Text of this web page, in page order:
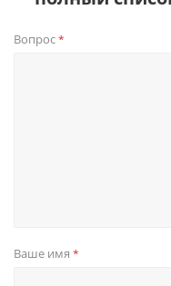
Вопрос*
Ваше имя *